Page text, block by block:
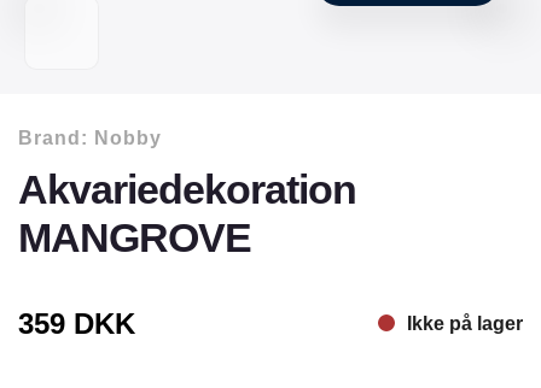
Brand: Nobby
Akvariedekoration
MANGROVE
359 DKK Ikke på lager